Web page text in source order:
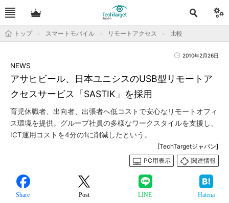
トップ スマートモバイル リモートアクセス 比較
2010年2月26日
アサヒビール、日本ユニシスのUSB型リモートア
クセスサービス「SASTIK」を採用
NEWS
育児休職者、出向者、出張者へ低コストで安心なリモートオフィ
ス環境を提供。グループ社員の多様なワークスタイルを支援し、
ICT運用コストを4分の1に削減したという。
[TechTargetジャパン]
PC用表示
関連情報
Share Post LINE Hatena